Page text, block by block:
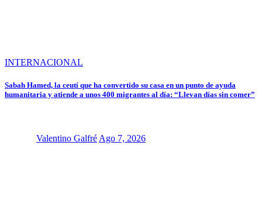
INTERNACIONAL
Sabah Hamed, la ceutí que ha convertido su casa en un punto de ayuda
humanitaria y atiende a unos 400 migrantes al día: “Llevan días sin comer”
Valentino Galfré Ago 7, 2026